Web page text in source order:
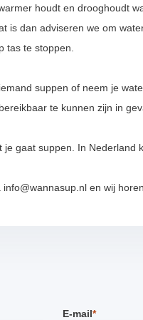
houdt en drooghoudt
is dan adviseren we om
tas te stoppen.
suppen of neem je
te kunnen zijn in
gaat suppen. In Nederland
info@wannasup.nl en wij
E-mail*